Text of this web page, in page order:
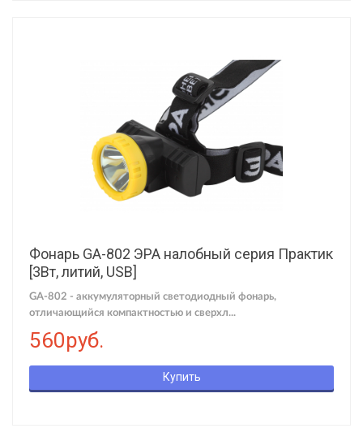
Фонарь GA-802 ЭРА налобный серия Практик
[3Вт, литий, USB]
GA-802 - аккумуляторный светодиодный фонарь,
отличающийся компактностью и сверхл...
560руб.
Купить